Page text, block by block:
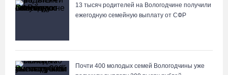
13 тысяч родителей на Вологодчине получили
ежегодную семейную выплату от СФР
Почти 400 молодых семей Вологодчины уже